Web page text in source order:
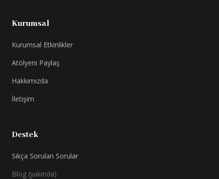
Kurumsal
Kurumsal Etkinlikler
Atölyeni Paylaş
Hakkımızda
İletişim
Destek
Sıkça Sorulan Sorular
Blog (yakında)